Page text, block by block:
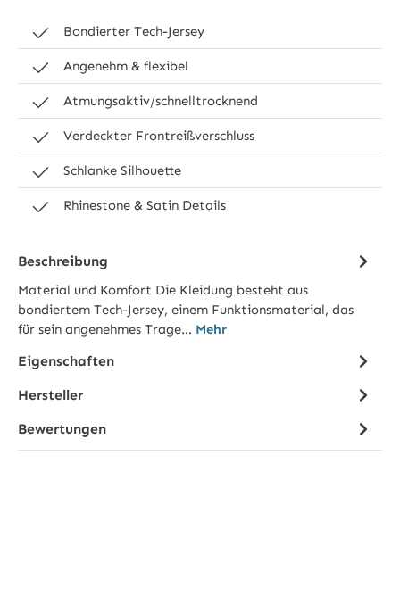
Bondierter Tech-Jersey
Angenehm & flexibel
Atmungsaktiv/schnelltrocknend
Verdeckter Frontreißverschluss
Schlanke Silhouette
Rhinestone & Satin Details
Beschreibung
Material und Komfort Die Kleidung besteht aus
bondiertem Tech-Jersey, einem Funktionsmaterial, das
für sein angenehmes Trage… Mehr
Eigenschaften
Hersteller
Bewertungen